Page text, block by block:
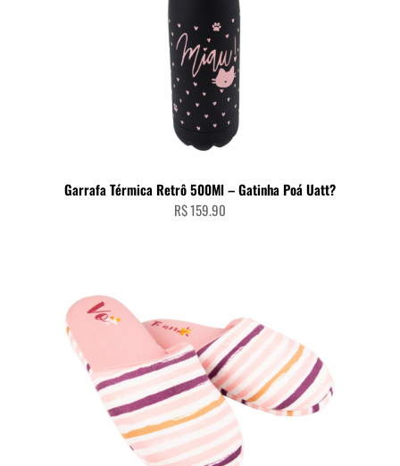
Garrafa Térmica Retrô 500Ml – Gatinha Poá Uatt?
R$159.90